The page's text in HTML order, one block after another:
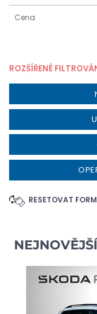
Cena
ROZŠÍŘENÉ
RESETOVAT